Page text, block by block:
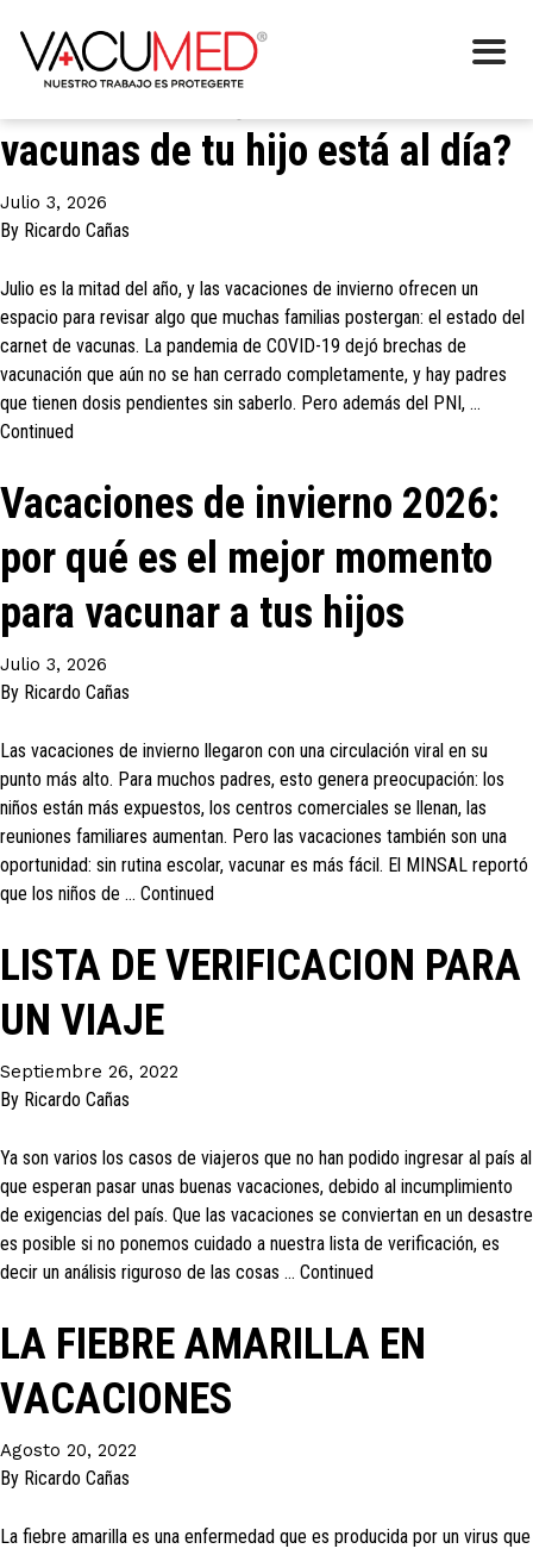
Categoría:Vacaciones
Mitad de año ¿el calendario de
vacunas de tu hijo está al día?
Julio 3, 2026
By Ricardo Cañas
Julio es la mitad del año, y las vacaciones de invierno ofrecen un
espacio para revisar algo que muchas familias postergan: el estado del
carnet de vacunas. La pandemia de COVID-19 dejó brechas de
vacunación que aún no se han cerrado completamente, y hay padres
que tienen dosis pendientes sin saberlo. Pero además del PNI, …
Continued
Vacaciones de invierno 2026:
por qué es el mejor momento
para vacunar a tus hijos
Julio 3, 2026
By Ricardo Cañas
Las vacaciones de invierno llegaron con una circulación viral en su
punto más alto. Para muchos padres, esto genera preocupación: los
niños están más expuestos, los centros comerciales se llenan, las
reuniones familiares aumentan. Pero las vacaciones también son una
oportunidad: sin rutina escolar, vacunar es más fácil. El MINSAL reportó
que los niños de … Continued
LISTA DE VERIFICACION PARA
UN VIAJE
Septiembre 26, 2022
By Ricardo Cañas
Ya son varios los casos de viajeros que no han podido ingresar al país al
que esperan pasar unas buenas vacaciones, debido al incumplimiento
de exigencias del país. Que las vacaciones se conviertan en un desastre
es posible si no ponemos cuidado a nuestra lista de verificación, es
decir un análisis riguroso de las cosas … Continued
LA FIEBRE AMARILLA EN
VACACIONES
Agosto 20, 2022
By Ricardo Cañas
La fiebre amarilla es una enfermedad que es producida por un virus que